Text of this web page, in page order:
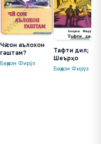
Чӣ сон аълохон
гаштам?
Баҳром Фирӯз
Тафти дил;
Шеърҳо
Баҳром Фирӯз